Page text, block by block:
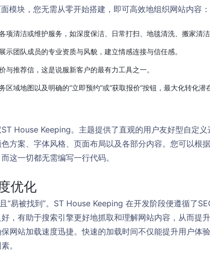
模块，您无需从零开始搭建，即可高效地组织网站内容：
项清洁或维护服务，如深度保洁、日常打扫、地毯清洗、搬家清洁
示团队成员的专业资质与风貌，建立情感连接与信任感。
与推荐信，这是说服新客户的最有力工具之一。
区域地图以及明确的“立即预约”或“获取报价”按钮，最大化转化潜
House Keeping。主题提供了直观的用户友好型自定义
方案、字体风格、页面布局以及各部分内容。您可以根
这一切都无需编写一行代码。
优化
“易被找到”。ST House Keeping 在开发阶段便遵循了
，有助于搜索引擎更好地抓取和理解网站内容，从而提
网站加载速度迅捷。快速的加载时间不仅能提升用户体
。